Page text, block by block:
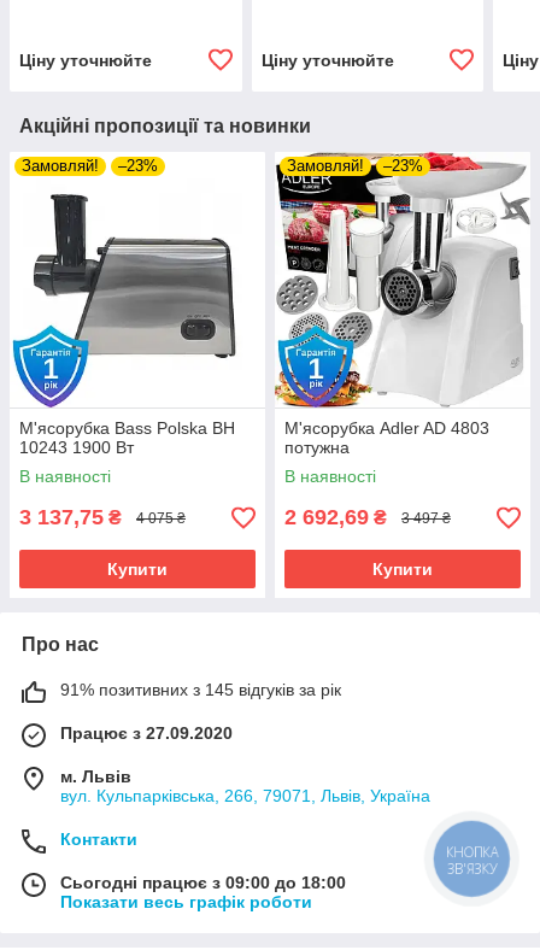
Ціну уточнюйте Ціну уточнюйте
Акційні пропозиції та новинки
Замовляй! –23%
М'ясорубка Bass Polska BH
10243 1900 Вт
В наявності
3 137,75 ₴ 4 075 ₴
Купити
Замовляй! –23%
М'ясорубка Adler AD 4803
потужна
В наявності
2 692,69 ₴ 3 497 ₴
Купити
Про нас
91% позитивних з 145 відгуків за рік
Працює з 27.09.2020
м. Львів
вул. Кульпарківська, 266, 79071, Львів, Україна
Контакти
Сьогодні працює з 09:00 до 18:00
Показати весь графік роботи
КНОПКА
ЗВ'ЯЗКУ